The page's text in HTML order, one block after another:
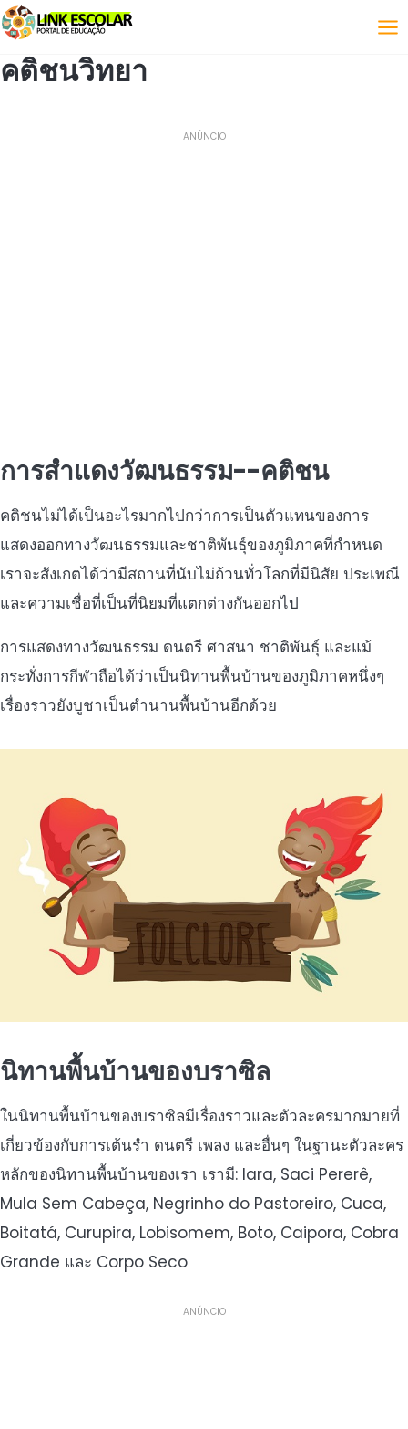
ลิงค์
คติชนวิทยา
ANÚNCIO
การสำแดงวัฒนธรรม--คติชน
คติชนไม่ได้เป็นอะไรมากไปกว่าการเป็นตัวแทนของการ
แสดงออกทางวัฒนธรรมและชาติพันธุ์ของภูมิภาคที่กำหนด
เราจะสังเกตได้ว่ามีสถานที่นับไม่ถ้วนทั่วโลกที่มีนิสัย ประเพณี
และความเชื่อที่เป็นที่นิยมที่แตกต่างกันออกไป
การแสดงทางวัฒนธรรม ดนตรี ศาสนา ชาติพันธุ์ และแม้
กระทั่งการกีฬาถือได้ว่าเป็นนิทานพื้นบ้านของภูมิภาคหนึ่งๆ
เรื่องราวยังบูชาเป็นตำนานพื้นบ้านอีกด้วย
นิทานพื้นบ้านของบราซิล
ในนิทานพื้นบ้านของบราซิลมีเรื่องราวและตัวละครมากมายที่
เกี่ยวข้องกับการเต้นรำ ดนตรี เพลง และอื่นๆ ในฐานะตัวละคร
หลักของนิทานพื้นบ้านของเรา เรามี: Iara, Saci Pererê,
Mula Sem Cabeça, Negrinho do Pastoreiro, Cuca,
Boitatá, Curupira, Lobisomem, Boto, Caipora, Cobra
Grande และ Corpo Seco
ANÚNCIO